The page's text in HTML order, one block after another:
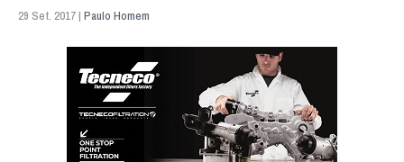
29 Set. 2017 | Paulo Homem